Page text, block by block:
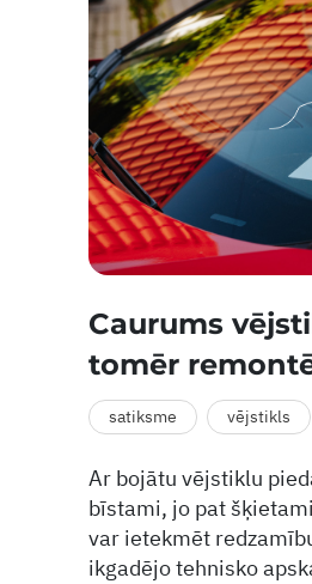
Caurums
tomēr
satiksme vējstikls
Ar bojātu vējstiklu
bīstami, jo pat
var ietekmēt
ikgadējo tehnisko